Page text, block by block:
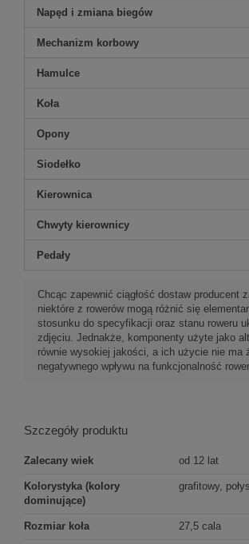
Napęd i zmiana biegów
Mechanizm korbowy
Hamulce
Koła
Opony
Siodełko
Kierownica
Chwyty kierownicy
Pedały
Chcąc zapewnić ciągłość dostaw producent
niektóre z rowerów mogą różnić się
stosunku do specyfikacji oraz stanu roweru
zdjęciu. Jednakże, komponenty użyte jako
równie wysokiej jakości, a ich użycie nie ma
negatywnego wpływu na funkcjonalność
Szczegóły produktu
Zalecany wiek od 12 lat
Kolorystyka (kolory
dominujące)
grafitowy,
Rozmiar koła 27,5 cala